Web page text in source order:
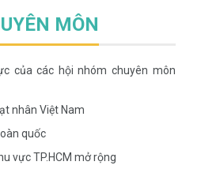
MÔN
của các hội nhóm chuyên môn
nhân Việt Nam
quốc
vực TP.HCM mở rộng